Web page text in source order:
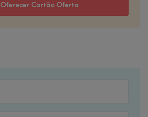
Oferecer Cartão Oferta